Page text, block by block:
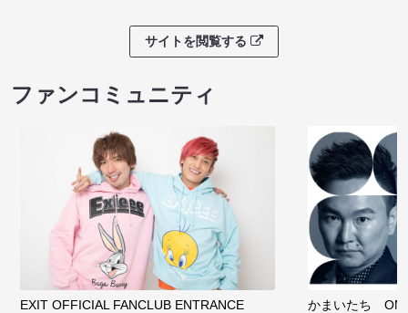
サイトを閲覧する
ファンコミュニティ
EXIT OFFICIAL FANCLUB ENTRANCE かまいたち